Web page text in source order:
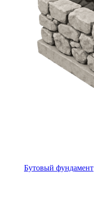
Бутовый фундамент